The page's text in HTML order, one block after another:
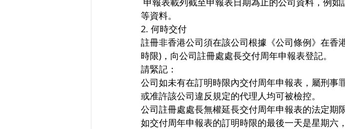
等資料。
2. 何時交付
註冊非香港公司須在該公司根據《公司條例》在香
時限)，向公司註冊處處長交付周年申報表登記。
請緊記：
公司如未有在訂明時限內交付周年申報表，屬刑事
或准許該公司違反規定的代理人均可被檢控。
公司註冊處處長無權延長交付周年申報表的法定期限
如交付周年申報表的訂明時限的最後一天是星期六